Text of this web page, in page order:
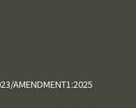
AMENDMENT1:2025